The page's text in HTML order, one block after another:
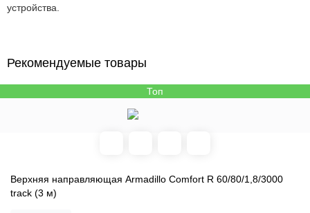
устройства.
Рекомендуемые товары
Топ
Верхняя направляющая Armadillo Comfort R 60/80/1,8/3000
track (3 м)